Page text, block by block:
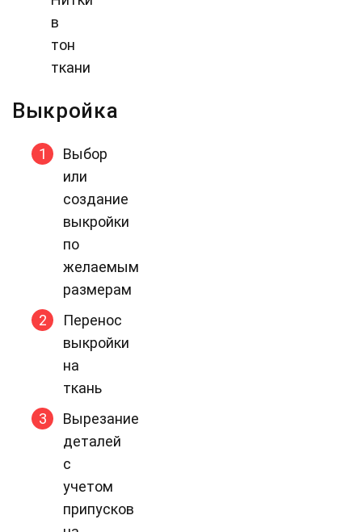
в
тон
ткани
Выкройка
Выбор
или
создание
выкройки
по
желаемым
размерам
Перенос
выкройки
на
ткань
Вырезание
деталей
с
учетом
припусков